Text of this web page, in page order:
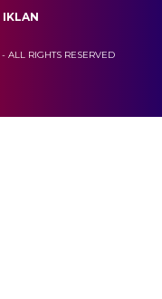
IKLAN
ALL RIGHTS RESERVED